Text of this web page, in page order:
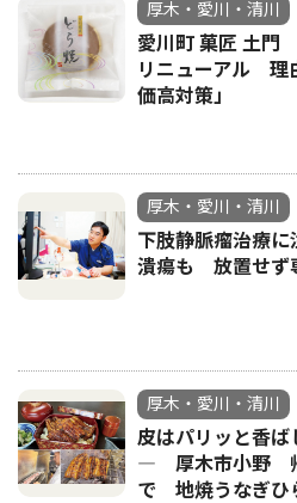
厚木・愛川・清川
愛川町 菓匠 土
リニューアル 理
価高対策」
厚木・愛川・清川
下肢静脈瘤治療
潰瘍も 放置せず
厚木・愛川・清川
皮はパリッと香ば
― 厚木市小野 帰
で 地焼うなぎひ